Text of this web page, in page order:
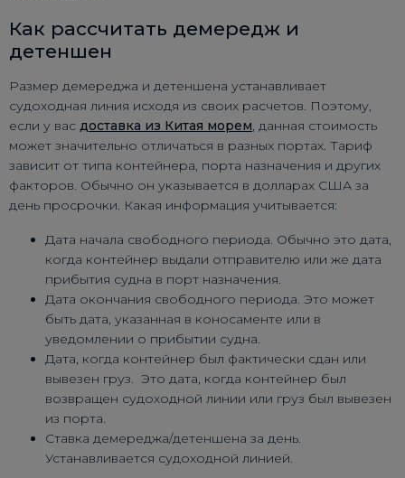
Как рассчитать демередж и
детеншен
Размер демереджа и детеншена устанавливает
судоходная линия исходя из своих расчетов. Поэтому,
если у вас доставка из Китая морем, данная стоимость
может значительно отличаться в разных портах. Тариф
зависит от типа контейнера, порта назначения и других
факторов. Обычно он указывается в долларах США за
день просрочки. Какая информация учитывается:
Дата начала свободного периода. Обычно это дата,
когда контейнер выдали отправителю или же дата
прибытия судна в порт назначения.
Дата окончания свободного периода. Это может
быть дата, указанная в коносаменте или в
уведомлении о прибытии судна.
Дата, когда контейнер был фактически сдан или
вывезен груз. Это дата, когда контейнер был
возвращен судоходной линии или груз был вывезен
из порта.
Ставка демереджа/детеншена за день.
Устанавливается судоходной линией.